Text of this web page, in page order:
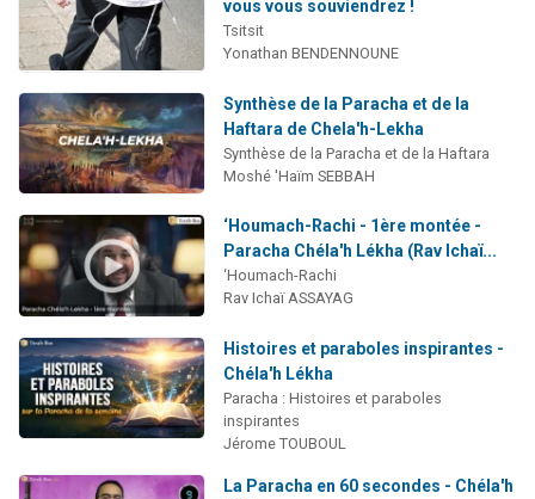
vous vous souviendrez !
Tsitsit
Yonathan BENDENNOUNE
Synthèse de la Paracha et de la
Haftara de Chela'h-Lekha
Synthèse de la Paracha et de la Haftara
Moshé 'Haïm SEBBAH
‘Houmach-Rachi - 1ère montée -
Paracha Chéla'h Lékha (Rav Ichaï...
‘Houmach-Rachi
Rav Ichaï ASSAYAG
Histoires et paraboles inspirantes -
Chéla'h Lékha
Paracha : Histoires et paraboles
inspirantes
Jérome TOUBOUL
La Paracha en 60 secondes - Chéla'h